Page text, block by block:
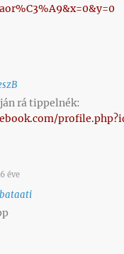
rá tippelnék:
6 éve
bataati